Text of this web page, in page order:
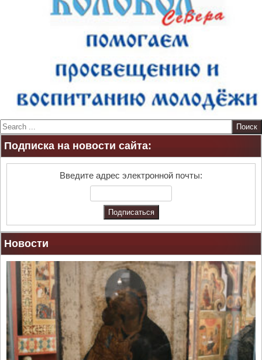
S
e
r
Подписка на новости сайта:
Введите адрес электронной почты:
Новости